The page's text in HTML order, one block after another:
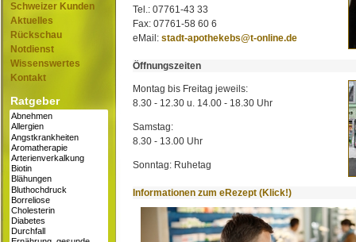
Schweizer Kunden
Aktuelles
Rückschau
Notdienst
Wissenswertes
Kontakt
Ratgeber
Tel.: 07761-43 33
Fax: 07761-58 60 6
eMail: stadt-apothekebs@t-online.de
Öffnungszeiten
Montag bis Freitag jeweils:
8.30 - 12.30 u. 14.00 - 18.30 Uhr
Samstag:
8.30 - 13.00 Uhr
Sonntag: Ruhetag
Informationen zum eRezept (Klick!)